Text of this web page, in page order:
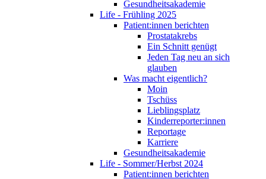
Gesundheitsakademie
Life - Frühling 2025
Patient:innen berichten
Prostatakrebs
Ein Schnitt genügt
Jeden Tag neu an sich
glauben
Was macht eigentlich?
Moin
Tschüss
Lieblingsplatz
Kinderreporter:innen
Reportage
Karriere
Gesundheitsakademie
Life - Sommer/Herbst 2024
Patient:innen berichten